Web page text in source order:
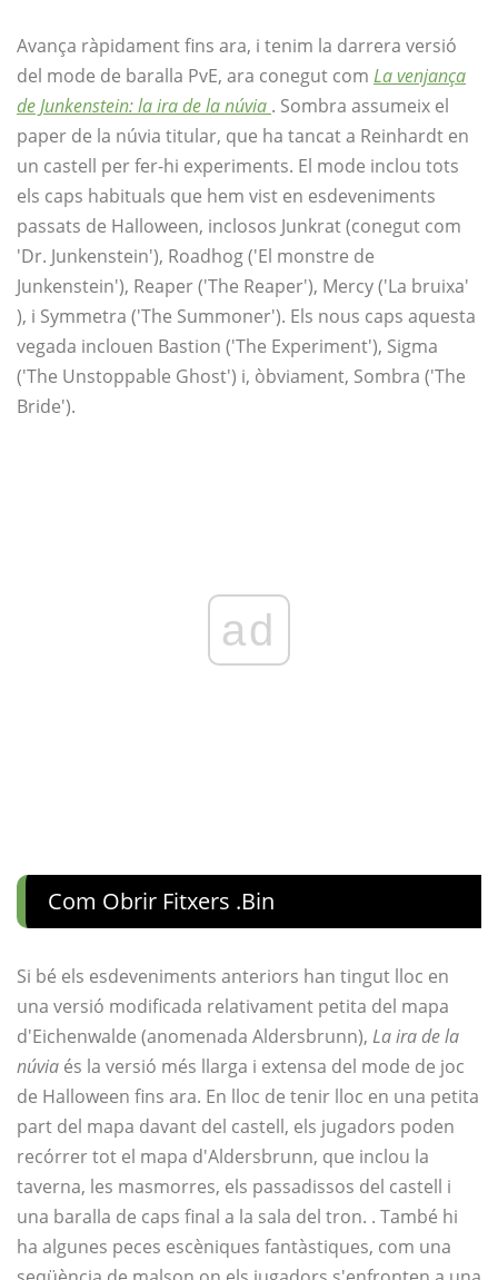
Avança ràpidament fins ara, i tenim la darrera versió
del mode de baralla PvE, ara conegut com La venjança
de Junkenstein: la ira de la núvia . Sombra assumeix el
paper de la núvia titular, que ha tancat a Reinhardt en
un castell per fer-hi experiments. El mode inclou tots
els caps habituals que hem vist en esdeveniments
passats de Halloween, inclosos Junkrat (conegut com
'Dr. Junkenstein'), Roadhog ('El monstre de
Junkenstein'), Reaper ('The Reaper'), Mercy ('La bruixa'
), i Symmetra ('The Summoner'). Els nous caps aquesta
vegada inclouen Bastion ('The Experiment'), Sigma
('The Unstoppable Ghost') i, òbviament, Sombra ('The
Bride').
ad
Com Obrir Fitxers .bin
Si bé els esdeveniments anteriors han tingut lloc en
una versió modificada relativament petita del mapa
d'Eichenwalde (anomenada Aldersbrunn), La ira de la
núvia és la versió més llarga i extensa del mode de joc
de Halloween fins ara. En lloc de tenir lloc en una petita
part del mapa davant del castell, els jugadors poden
recórrer tot el mapa d'Aldersbrunn, que inclou la
taverna, les masmorres, els passadissos del castell i
una baralla de caps final a la sala del tron. . També hi
ha algunes peces escèniques fantàstiques, com una